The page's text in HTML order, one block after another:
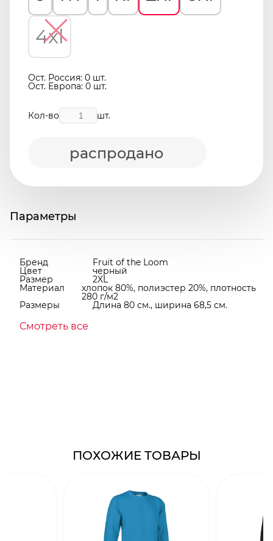
4xl
Ост. Россия: 0 шт.
Ост. Европа: 0 шт.
Кол-во шт.
распродано
Параметры
Бренд Fruit of the Loom
Цвет черный
Размер 2XL
Материал хлопок 80%, полиэстер 20%, плотность
280 г/м2
Размеры Длина 80 см., ширина 68,5 см.
Смотреть все
ПОХОЖИЕ ТОВАРЫ